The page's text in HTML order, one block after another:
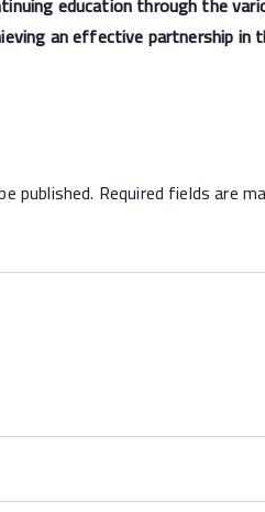
an effective partnership
published. Required fields are